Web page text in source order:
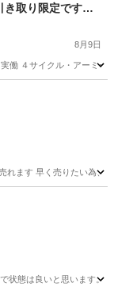
き取り限定です
8月9日
働 ４サイクル・アーミ
れます 早く売りたい為
状態は良いと思います。